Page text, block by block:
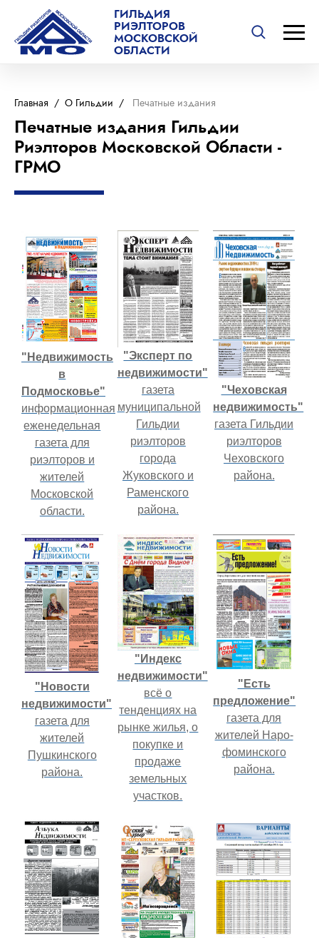
ГИЛЬДИЯ
РИЭЛТОРОВ
МОСКОВСКОЙ
ОБЛАСТИ
Главная / О Гильдии / Печатные издания
Печатные издания Гильдии
Риэлторов Московской Области -
ГРМО
"Недвижимость
в
Подмосковье"
информационная
еженедельная
газета для
риэлторов и
жителей
Московской
области.
"Эксперт по
недвижимости"
газета
муниципальной
Гильдии
риэлторов
города
Жуковского и
Раменского
района.
"Чеховская
недвижимость"
газета Гильдии
риэлторов
Чеховского
района.
"Новости
недвижимости"
газета для
жителей
Пушкинского
района.
"Индекс
недвижимости"
всё о
тенденциях на
рынке жилья, о
покупке и
продаже
земельных
участков.
"Есть
предложение"
газета для
жителей Наро-
фоминского
района.